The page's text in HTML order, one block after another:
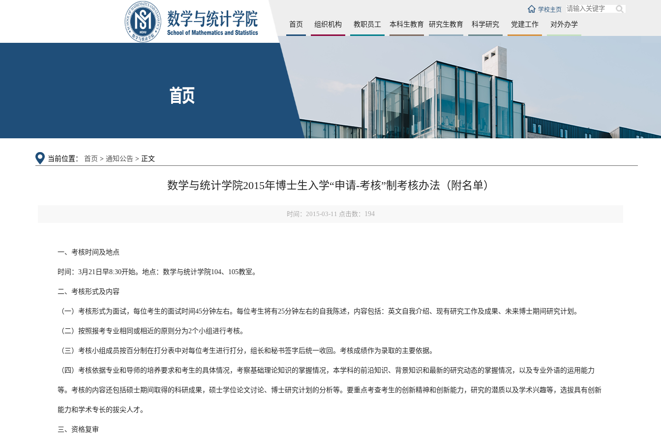
学校主页
首页 组织机构 教职员工 本科生教育 研究生教育 科学研究 党建工作 对外办学
当前位置： 首页 > 通知公告 > 正文
数学与统计学院2015年博士生入学“申请-考核”制考核办法（附名单）
时间：2015-03-11 点击数： 194
一、考核时间及地点
时间：3月21日早8:30开始。地点：数学与统计学院104、105教室。
二、考核形式及内容
（一）考核形式为面试，每位考生的面试时间45分钟左右。每位考生将有25分钟左右的自我陈述，内容包括：英文自我介绍、现有研究工作及成果、未来博士期间研究计划。
（二）按照报考专业相同或相近的原则分为2个小组进行考核。
（三）考核小组成员按百分制在打分表中对每位考生进行打分，组长和秘书签字后统一收回。考核成绩作为录取的主要依据。
（四）考核依据专业和导师的培养要求和考生的具体情况，考察基础理论知识的掌握情况，本学科的前沿知识、背景知识和最新的研究动态的掌握情况，以及专业外语的运用能力
等。考核的内容还包括硕士期间取得的科研成果，硕士学位论文讨论、博士研究计划的分析等。要重点考查考生的创新精神和创新能力，研究的潜质以及学术兴趣等，选拔具有创新
能力和学术专长的拔尖人才。
三、资格复审